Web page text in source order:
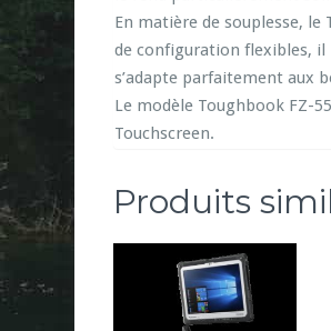
En matière de souplesse, le
de configuration flexibles, il
s’adapte parfaitement aux
Le modèle Toughbook FZ-
Touchscreen.
Produits